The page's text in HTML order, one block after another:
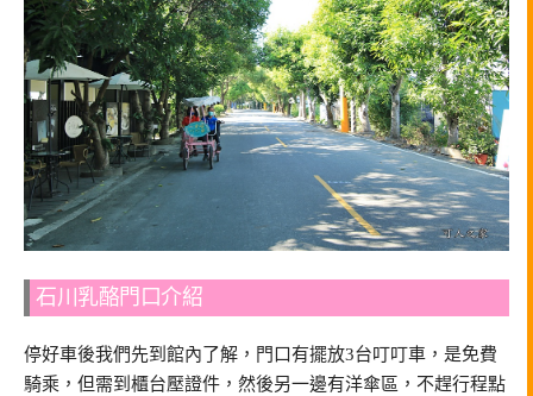
石川乳酪門口介紹
停好車後我們先到館內了解，門口有擺放3台叮叮車，是免費
騎乘，但需到櫃台壓證件，然後另一邊有洋傘區，不趕行程點